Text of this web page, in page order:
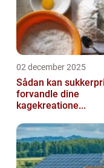
02 december 2025
Sådan kan
forvandle dine
kagekreatione...